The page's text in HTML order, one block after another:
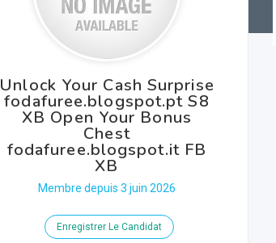
Unlock Your Cash Surprise
fodafuree.blogspot.pt S8
XB Open Your Bonus
Chest
fodafuree.blogspot.it FB
XB
Membre depuis 3 juin 2026
Enregistrer Le Candidat